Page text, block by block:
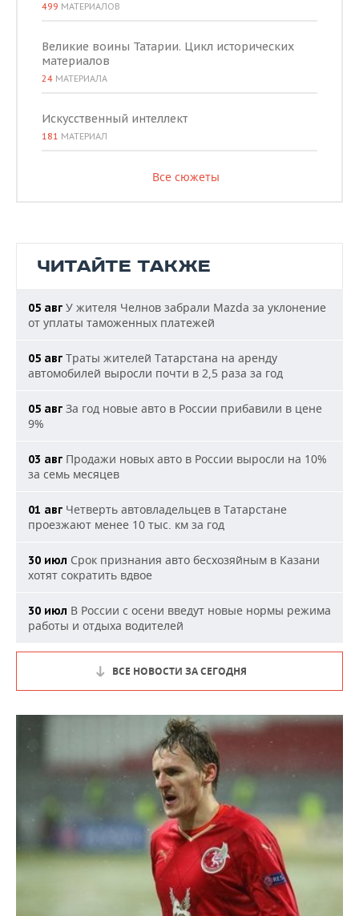
499 МАТЕРИАЛОВ
Великие воины Татарии. Цикл исторических
материалов
24 МАТЕРИАЛА
Искусственный интеллект
181 МАТЕРИАЛ
Все сюжеты
ЧИТАЙТЕ ТАКЖЕ
05 авг У жителя Челнов забрали Mazda за уклонение
от уплаты таможенных платежей
05 авг Траты жителей Татарстана на аренду
автомобилей выросли почти в 2,5 раза за год
05 авг За год новые авто в России прибавили в цене
9%
03 авг Продажи новых авто в России выросли на 10%
за семь месяцев
01 авг Четверть автовладельцев в Татарстане
проезжают менее 10 тыс. км за год
30 июл Срок признания авто бесхозяйным в Казани
хотят сократить вдвое
30 июл В России с осени введут новые нормы режима
работы и отдыха водителей
ВСЕ НОВОСТИ ЗА СЕГОДНЯ